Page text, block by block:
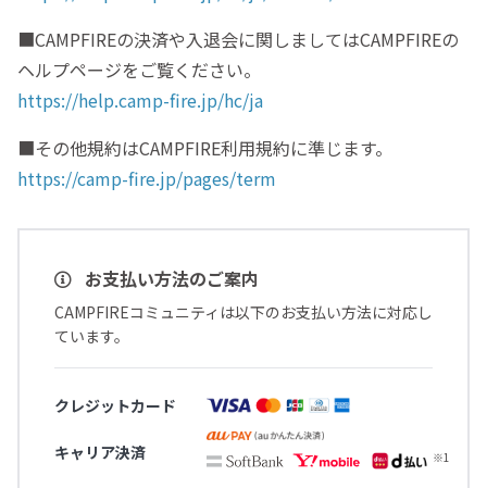
■CAMPFIREの決済や入退会に関しましてはCAMPFIREの
ヘルプページをご覧ください。
https://help.camp-fire.jp/hc/ja
■その他規約はCAMPFIRE利用規約に準じます。
https://camp-fire.jp/pages/term
お支払い方法のご案内
CAMPFIREコミュニティは以下のお支払い方法に対応し
ています。
クレジットカード
キャリア決済